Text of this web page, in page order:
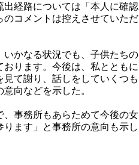
経路については「本人に確認
コメントは控えさせていただ
かなる状況でも、子供たちの
ります。今後は、私とともに
て謝り、話しをしていくつも
向などを示した。
事務所もあらためて今後の女
ます」と事務所の意向も示し